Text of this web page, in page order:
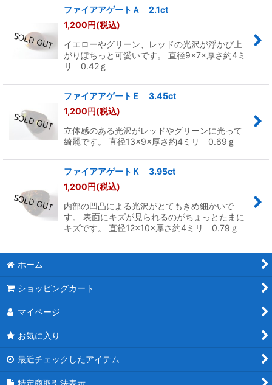
ファイアアゲートＡ 2.1ct
1,200円(税込)
イエローやグリーン、レッドの光沢が浮かび上
がりぽちっと可愛いです。 直径9×7×厚さ約4ミ
リ 0.42ｇ
ファイアアゲートＥ 3.45ct
1,200円(税込)
立体感のある光沢がレッドやグリーンに光って
綺麗です。 直径13×9×厚さ約4ミリ 0.69ｇ
ファイアアゲートＫ 3.95ct
1,200円(税込)
内部の凹凸による光沢がとてもきめ細かいで
す。 表面にキズが見られるのがちょっとたまに
キズです。 直径12×10×厚さ約4ミリ 0.79ｇ
ホーム
ショッピングカート
マイページ
お気に入り
最近チェックしたアイテム
特定商取引法表示